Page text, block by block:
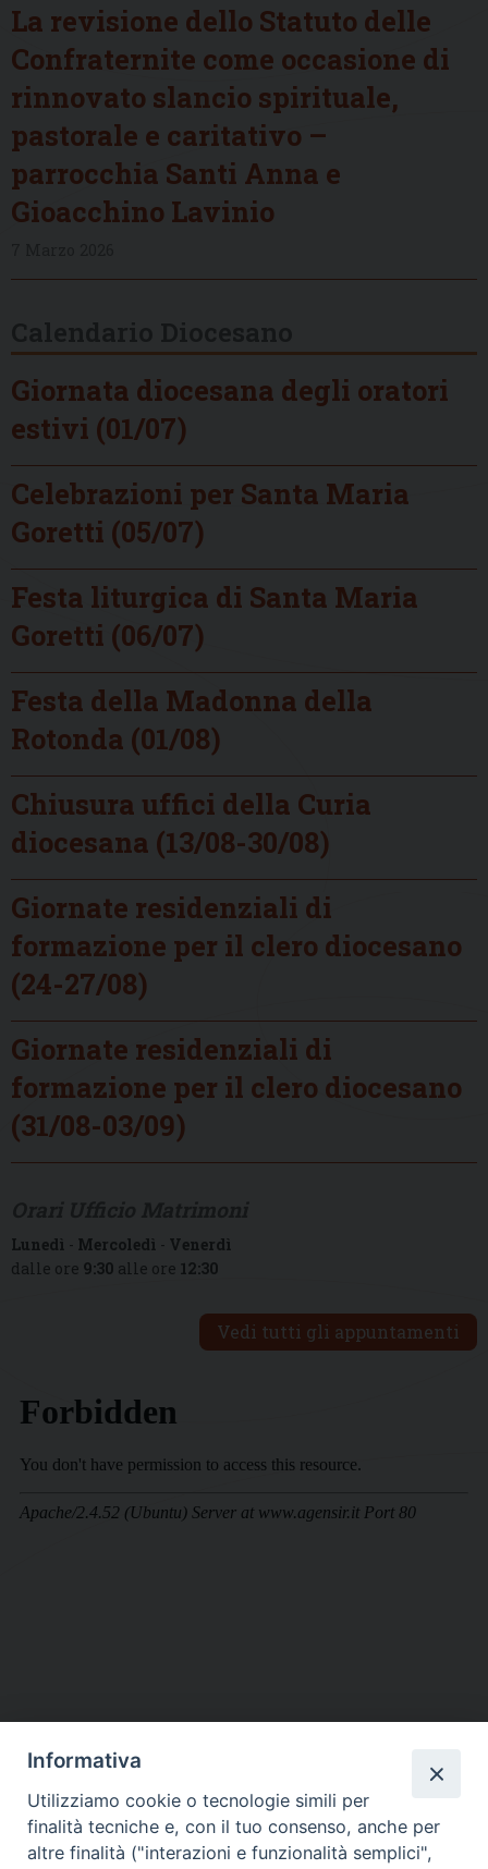
La revisione dello Statuto delle
Confraternite come occasione di
rinnovato slancio spirituale,
pastorale e caritativo –
parrocchia Santi Anna e
Gioacchino Lavinio
Giornata diocesana degli oratori
estivi (01/07)
Celebrazioni per Santa Maria
Goretti (05/07)
Festa liturgica di Santa Maria
Goretti (06/07)
Festa della Madonna della
Rotonda (01/08)
Chiusura uffici della Curia
diocesana (13/08-30/08)
Giornate residenziali di
formazione per il clero diocesano
(24-27/08)
Giornate residenziali di
formazione per il clero diocesano
(31/08-03/09)
Lunedì - Mercoledì - Venerdì
dalle ore 9:30 alle ore 12:30
Vedi tutti gli appuntamenti
DIOCESI SUBURBICARIA DI ALBANO
Contatti:Tel.: 06.93268401 - Fax.: 06.9323844
E-mail:curia@diocesidialbano.it
Informativa
Utilizziamo cookie o tecnologie simili per
finalità tecniche e, con il tuo consenso, anche per
altre finalità ("interazioni e funzionalità semplici",